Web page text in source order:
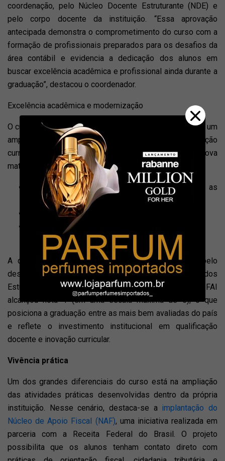
coordenação, pelo Núcleo Docente Estruturante (NDE) e
pelo corpo docente da instituição. “Essa aprovação
antecipada demonstra o comprometimento do curso com a
formação de profissionais preparados para os desafios da
área contábil e evidencia a dedicação dos alunos em
buscar excelência acadêmica e profissional ainda durante a
graduação”, destacou o coordenador.
Excelência acadêmica e modernização
O curso de ciências contábeis da FAI vem passando por um
amplo processo de modernização e reestruturação
curricular, conduzido pela coordenação e pelo NDE. A nova
matriz curricular foi estruturada com foco em:
Atualização tecnológica e integração com as
demandas do mercado;
Desenvolvimento de competências práticas;
Fortalecimento das experiências aplicadas à
aprendizagem.
A qualidade desse trabalho também foi atestada pelo
desempenho no Exame Nacional de Desempenho dos
Estudantes (ENADE). O curso de ciências contábeis da FAI
alcançou nota 4 (em uma escala máxima de 5), o que
posiciona a graduação entre as mais bem avaliadas do país
e reflete o investimento institucional em qualificação
docente e inovação curricular.
Vivência prática
Um dos grandes diferenciais do curso está na ampliação
das atividades práticas desenvolvidas dentro da própria
instituição. Nesse cenário, destaca-se a implantação do
Núcleo de Apoio Fiscal (NAF), uma iniciativa realizada em
parceria com a Receita Federal do Brasil. O projeto
possibilita que os alunos tenham contato direto com